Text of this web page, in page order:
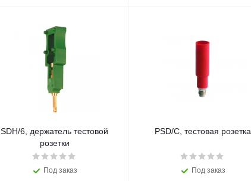
SDH/6, держатель тестовой
розетки
Под заказ
PSD/C, тестовая розетка
Под заказ